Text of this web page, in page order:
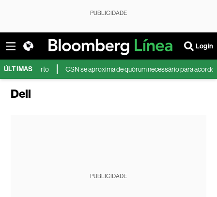
PUBLICIDADE
Login
ÚLTIMAS
incerto CSN se aproxima de quórum necessário para acordo de
Dell
PUBLICIDADE